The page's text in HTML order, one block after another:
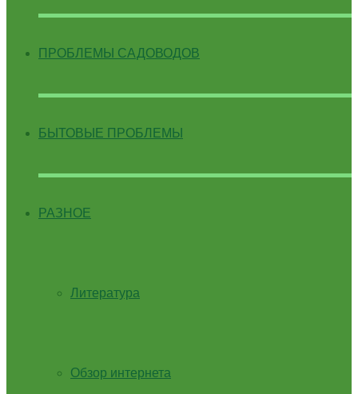
ПРОБЛЕМЫ САДОВОДОВ
БЫТОВЫЕ ПРОБЛЕМЫ
РАЗНОЕ
Литература
Обзор интернета